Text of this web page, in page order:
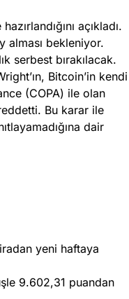
açıkladı.
alması bekleniyor.
serbest bırakılacak.
Bitcoin’in kendi
(COPA) ile olan
Bu karar ile
dair
yeni haftaya
9.602,31 puandan